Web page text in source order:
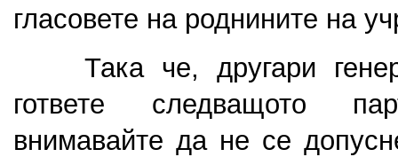
гласовете на роднините на
Така че, другари
гответе следващото
внимавайте да не се